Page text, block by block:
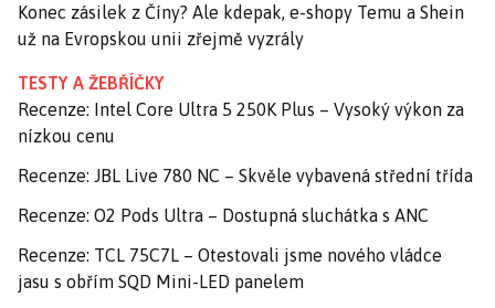
Konec zásilek z Číny? Ale kdepak, e-shopy Temu a Shein
už na Evropskou unii zřejmě vyzrály
TESTY A ŽEBŘÍČKY
Recenze: Intel Core Ultra 5 250K Plus – Vysoký výkon za
nízkou cenu
Recenze: JBL Live 780 NC – Skvěle vybavená střední třída
Recenze: O2 Pods Ultra – Dostupná sluchátka s ANC
Recenze: TCL 75C7L – Otestovali jsme nového vládce
jasu s obřím SQD Mini-LED panelem